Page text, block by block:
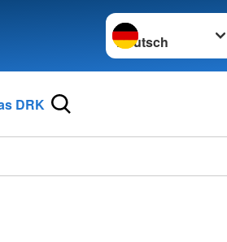
Sprache wechseln zu
DRK